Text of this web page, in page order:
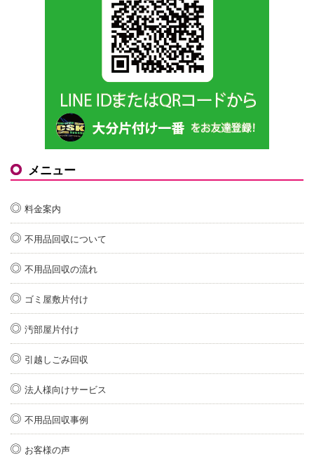
メニュー
料金案内
不用品回収について
不用品回収の流れ
ゴミ屋敷片付け
汚部屋片付け
引越しごみ回収
法人様向けサービス
不用品回収事例
お客様の声